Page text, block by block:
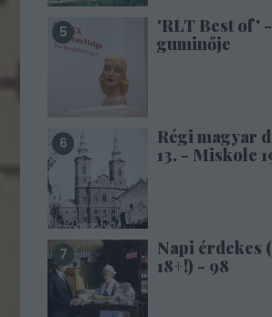
'RLT Best of'
guminője
Régi magyar
13. - Miskolc
Napi érdekes
18+!) - 98